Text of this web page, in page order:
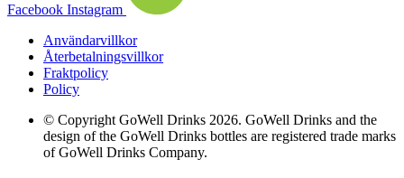
Facebook Instagram
Användarvillkor
Återbetalningsvillkor
Fraktpolicy
Policy
© Copyright GoWell Drinks 2026. GoWell Drinks and the
design of the GoWell Drinks bottles are registered trade marks
of GoWell Drinks Company.